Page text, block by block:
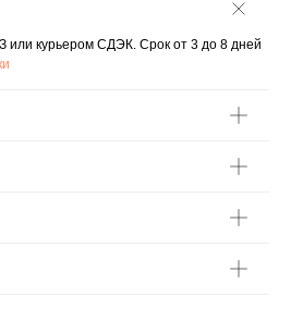
или курьером СДЭК. Срок от 3 до 8 дней